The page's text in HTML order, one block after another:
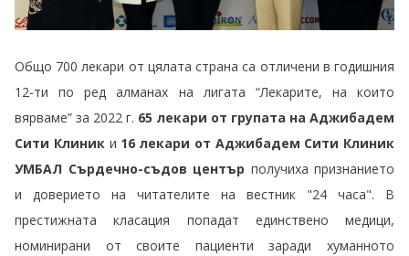
Общо 700 лекари от цялата страна са отличени в годишния
12-ти по ред алманах на лигата “Лекарите, на които
вярваме” за 2022 г. 65 лекари от групата на Аджибадем
Сити Клиники 16 лекари от Аджибадем Сити Клиник
УМБАЛ Сърдечно-съдов център получиха признанието
и доверието на читателите на вестник "24 часа". В
престижната класация попадат единствено медици,
номинирани от своите пациенти заради хуманното